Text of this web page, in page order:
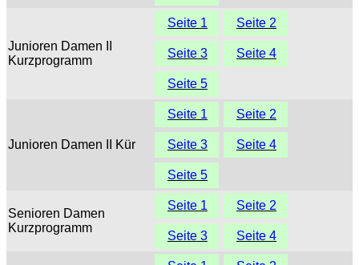
Junioren Damen II
Kurzprogramm
Seite 1 Seite 2
Seite 3 Seite 4
Seite 5
Junioren Damen II Kür
Seite 1 Seite 2
Seite 3 Seite 4
Seite 5
Senioren Damen
Kurzprogramm
Seite 1 Seite 2
Seite 3 Seite 4